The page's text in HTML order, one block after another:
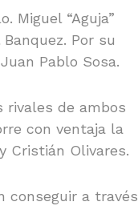
Miguel “Aguja”
Por su
Pablo Sosa.
rivales de ambos
con ventaja la
Cristián Olivares.
conseguir a través